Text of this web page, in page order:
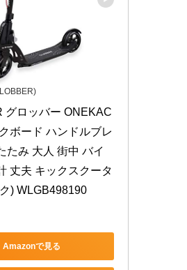
グロッバー ONEKAC
ボード ハンドルブレ
たみ 大人 街中 バイ
丈夫 キックスクータ
) WLGB498190
Amazonで見る